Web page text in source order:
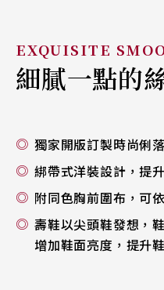
細膩一點的
獨家開版訂製時尚俐
綁帶式洋裝設計，提
附同色胸前圍布，可
壽鞋以尖頭鞋發想，
增加鞋面亮度，提升